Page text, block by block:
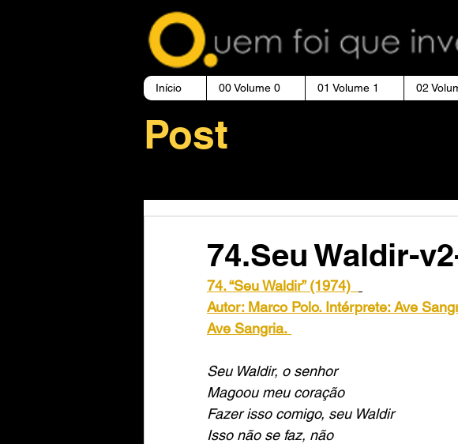
Início 00 Volume 0 01 Volume 1 02
Post
74.Seu Waldir-
74. “Seu Waldir” (1974)
Autor: Marco Polo. Intérprete: Ave
Ave Sangria.
Seu Waldir, o senhor
Magoou meu coração
Fazer isso comigo, seu Waldir
Isso não se faz, não